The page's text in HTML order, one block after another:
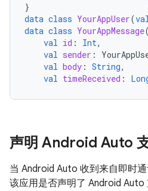
}
data class YourAppUser(
data class YourAppMessage(
val id : Int,
val sender :
val body : String,
val timeReceived :
声明 Android Auto
当 Android Auto 收到来自即时
该应用是否声明了 Android Auto